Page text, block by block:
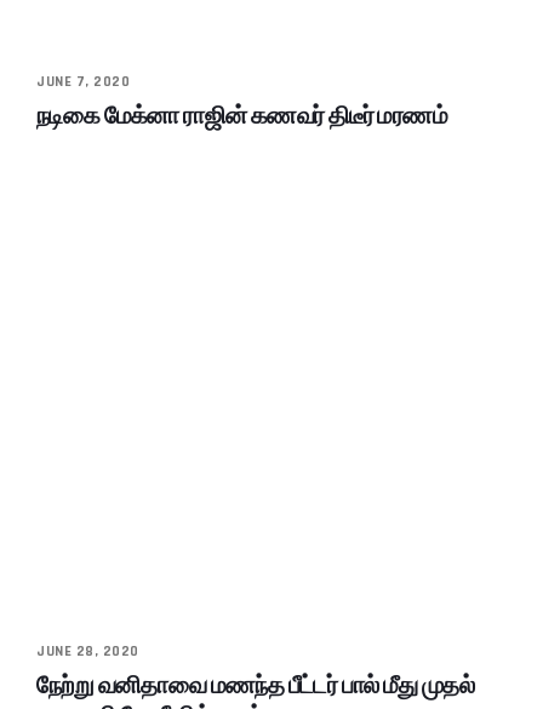
JUNE 7, 2020
நடிகை மேக்னா ராஜின் கணவர் திடீர் மரணம்
JUNE 28, 2020
நேற்று வனிதாவை மணந்த பீட்டர் பால் மீது முதல்